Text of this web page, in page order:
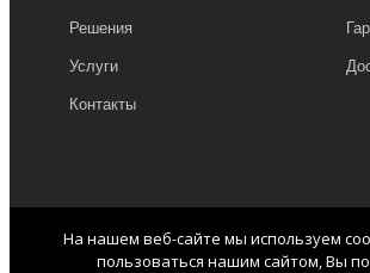
Решения
Услуги
Контакты
На нашем веб-сайте мы используем
пользоваться нашим сайтом, Вы